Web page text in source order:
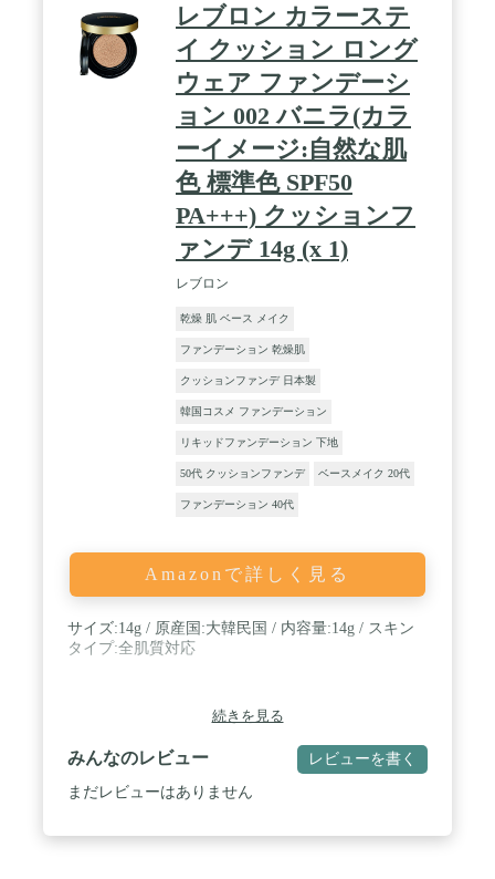
レブロン カラーステ
イ クッション ロング
ウェア ファンデーシ
ョン 002 バニラ(カラ
ーイメージ:自然な肌
色 標準色 SPF50
PA+++) クッションフ
ァンデ 14g (x 1)
レブロン
乾燥 肌 ベース メイク
ファンデーション 乾燥肌
クッションファンデ 日本製
韓国コスメ ファンデーション
リキッドファンデーション 下地
50代 クッションファンデ ベースメイク 20代
ファンデーション 40代
Amazonで詳しく見る
サイズ:14g / 原産国:大韓民国 / 内容量:14g / スキン
タイプ:全肌質対応
続きを見る
みんなのレビュー レビューを書く
まだレビューはありません